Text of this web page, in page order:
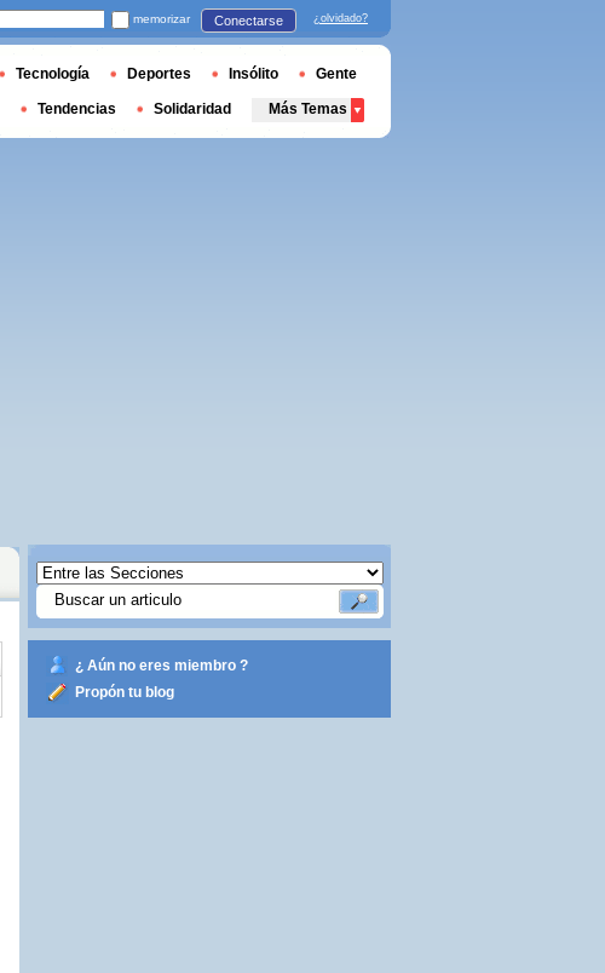
¿ Aún no eres miembro ?
Propón tu blog
memorizar Conectarse ¿olvidado?
Tecnología Deportes Insólito Gente
Tendencias Solidaridad Más Temas